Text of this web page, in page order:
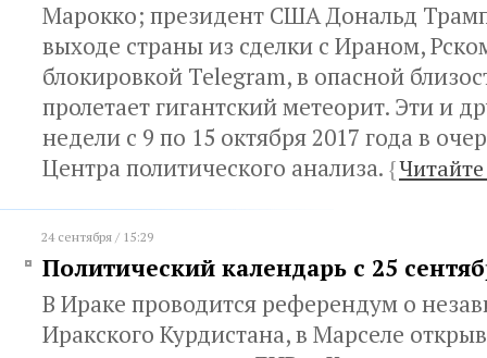
Марокко; президент США Дональд Трамп
выходе страны из сделки с Ираном,
блокировкой Telegram, в опасной
пролетает гигантский метеорит. Эти и
недели с 9 по 15 октября 2017 года в
Центра политического анализа. {
24 сентября / 15:29
Политический календарь с 25
В Ираке проводится референдум о
Иракского Курдистана, в Марселе